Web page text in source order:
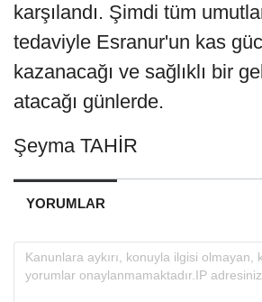
karşılandı. Şimdi tüm
tedaviyle Esranur'un kas
kazanacağı ve sağlıklı bir
atacağı günlerde.
Şeyma TAHİR
YORUMLAR